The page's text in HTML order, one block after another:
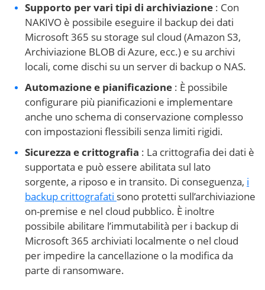
Supporto per vari tipi di archiviazione : Con
NAKIVO è possibile eseguire il backup dei dati
Microsoft 365 su storage sul cloud (Amazon S3,
Archiviazione BLOB di Azure, ecc.) e su archivi
locali, come dischi su un server di backup o NAS.
Automazione e pianificazione : È possibile
configurare più pianificazioni e implementare
anche uno schema di conservazione complesso
con impostazioni flessibili senza limiti rigidi.
Sicurezza e crittografia : La crittografia dei dati è
supportata e può essere abilitata sul lato
sorgente, a riposo e in transito. Di conseguenza, i
backup crittografati sono protetti sull’archiviazione
on-premise e nel cloud pubblico. È inoltre
possibile abilitare l’immutabilità per i backup di
Microsoft 365 archiviati localmente o nel cloud
per impedire la cancellazione o la modifica da
parte di ransomware.